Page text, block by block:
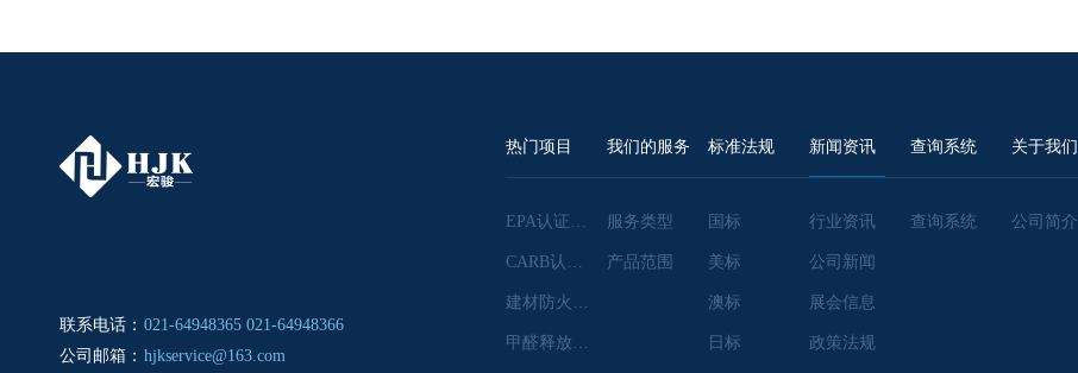
联系电话： 021-64948365 021-64948366
公司邮箱： hjkservice@163.com
热门项目 我们的服务
服务类型
产品范围
标准法规
国标
美标
澳标
日标
新闻资讯
行业资讯
公司新闻
展会信息
政策法规
查询系统
查询系统
关于我们
公司简介